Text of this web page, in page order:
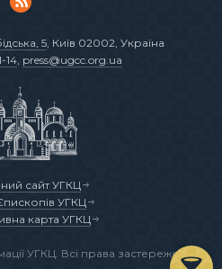
5, Київ 02002, Україна
14, press@ugcc.org.ua
сайт УГКЦ
УГКЦ
карта УГКЦ
УГКЦ. Всі права застережено.